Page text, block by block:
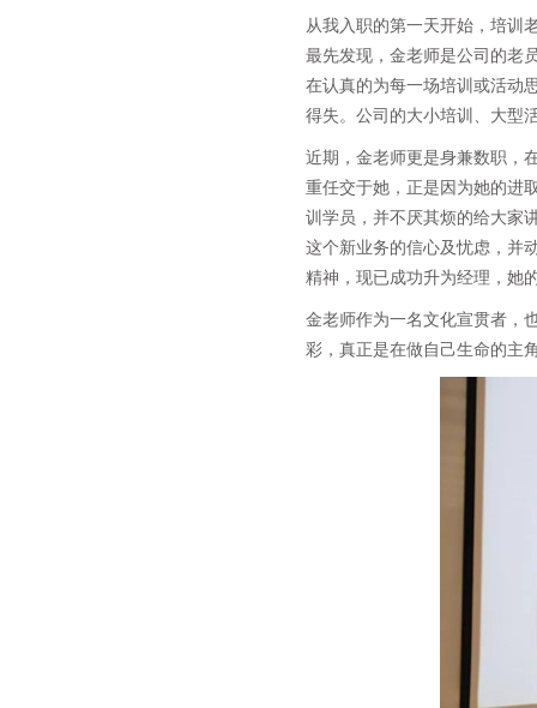
从我入职的第一天开始，培训
最先发现，金老师是公司的老
在认真的为每一场培训或活动
得失。公司的大小培训、大型
近期，金老师更是身兼数职，
重任交于她，正是因为她的进
训学员，并不厌其烦的给大家
这个新业务的信心及忧虑，并
精神，现已成功升为经理，她
金老师作为一名文化宣贯者，
彩，真正是在做自己生命的主